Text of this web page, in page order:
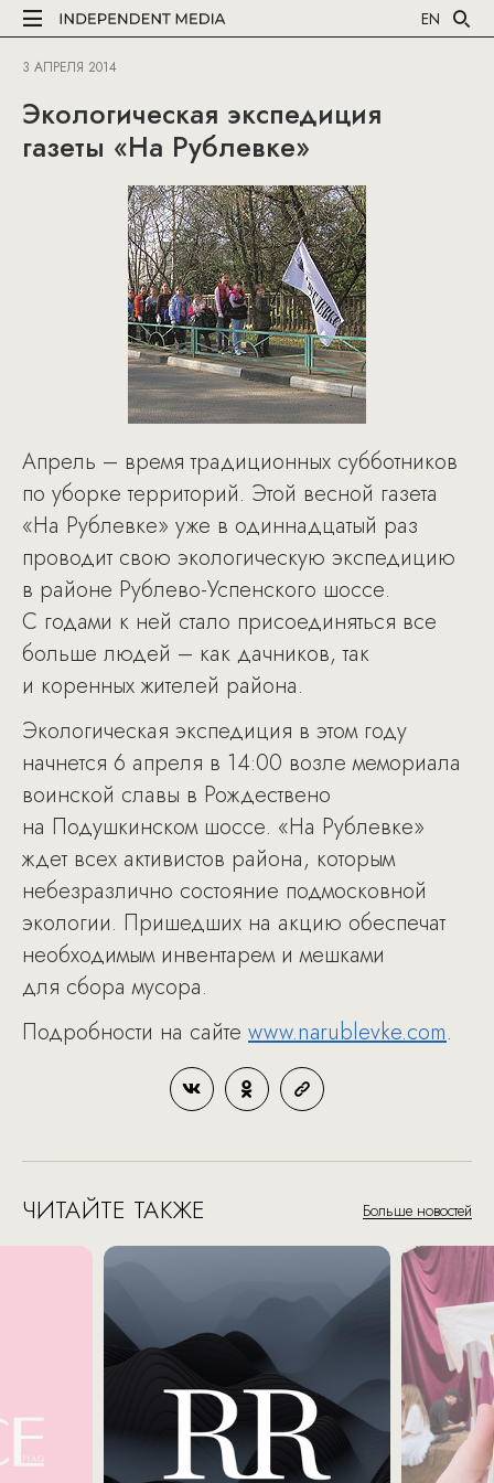
EN
3 АПРЕЛЯ 2014
Экологическая экспедиция
газеты «На Рублевке»
Апрель – время традиционных субботников
по уборке территорий. Этой весной газета
«На Рублевке» уже в одиннадцатый раз
проводит свою экологическую экспедицию
в районе Рублево-Успенского шоссе.
С годами к ней стало присоединяться все
больше людей – как дачников, так
и коренных жителей района.
Экологическая экспедиция в этом году
начнется 6 апреля в 14:00 возле мемориала
воинской славы в Рождествено
на Подушкинском шоссе. «На Рублевке»
ждет всех активистов района, которым
небезразлично состояние подмосковной
экологии. Пришедших на акцию обеспечат
необходимым инвентарем и мешками
для сбора мусора.
Подробности на сайте www.narublevke.com.
ЧИТАЙТЕ ТАКЖЕ Больше новостей